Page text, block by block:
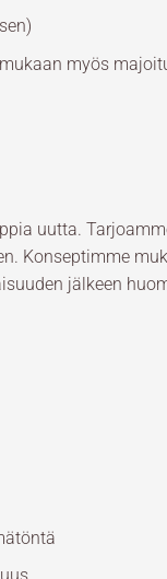
myös
uutta.
Konseptimme
jälkeen